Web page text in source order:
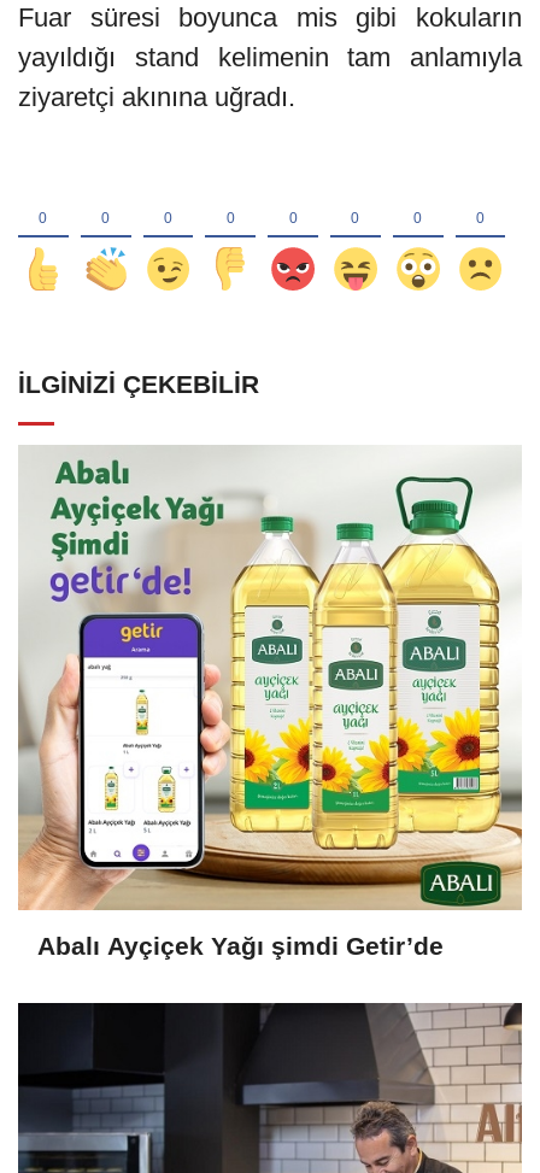
Fuar süresi boyunca mis gibi kokuların
yayıldığı stand kelimenin tam anlamıyla
ziyaretçi akınına uğradı.
İLGINIZI ÇEKEBILIR
Abalı Ayçiçek Yağı şimdi Getir’de